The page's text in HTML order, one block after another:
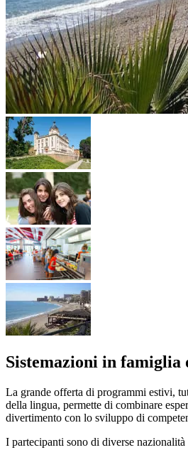
Sistemazioni in famiglia
La grande offerta di programmi estivi,
della lingua, permette di combinare
divertimento con lo sviluppo di
I partecipanti sono di diverse nazionalità